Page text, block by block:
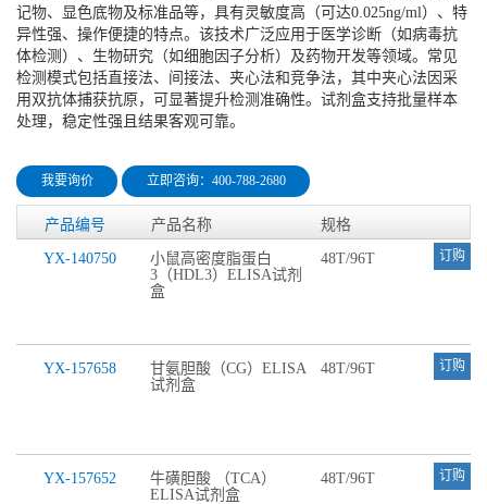
记物、显色底物及标准品等，具有灵敏度高（可达0.025ng/ml）、特
异性强、操作便捷的特点。该技术广泛应用于医学诊断（如病毒抗
体检测）、生物研究（如细胞因子分析）及药物开发等领域。常见
检测模式包括直接法、间接法、夹心法和竞争法，其中夹心法因采
用双抗体捕获抗原，可显著提升检测准确性。试剂盒支持批量样本
处理，稳定性强且结果客观可靠。
我要询价 立即咨询：400-788-2680
产品编号 产品名称 规格
YX-140750
小鼠高密度脂蛋白
3（HDL3）ELISA试剂
盒
48T/96T 订购
YX-157658
甘氨胆酸（CG）ELISA
试剂盒
48T/96T 订购
YX-157652
牛磺胆酸 （TCA）
ELISA试剂盒
48T/96T 订购